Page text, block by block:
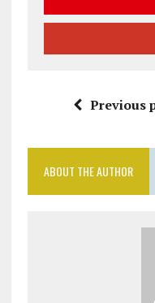
Previous
ABOUT THE AUTHOR